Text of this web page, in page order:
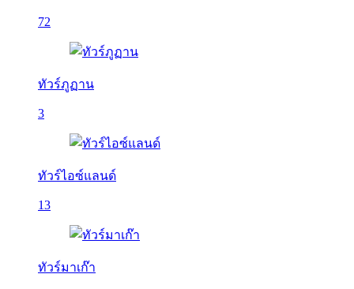
72
ทัวร์ภูฏาน
3
ทัวร์ไอซ์แลนด์
13
ทัวร์มาเก๊า